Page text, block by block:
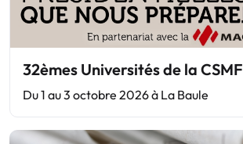
32èmes Universités de la CSMF
Du 1 au 3 octobre 2026 à La Baule